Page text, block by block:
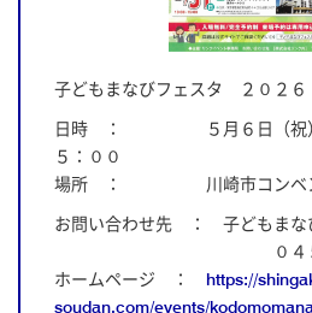
子どもまなびフェスタ ２０２
日時 ： ５月６日（祝）
５：００
場所 ： 川崎市コンベン
お問い合わせ先 ： 子どもまな
０４５－９４８
ホームページ ： https://
soudan.com/events/